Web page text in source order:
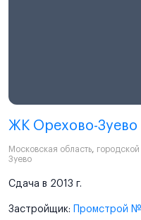
ЖК Орехово-Зуево
Московская область,
Зуево
Сдача в 2013 г.
Застройщик: Промстрой